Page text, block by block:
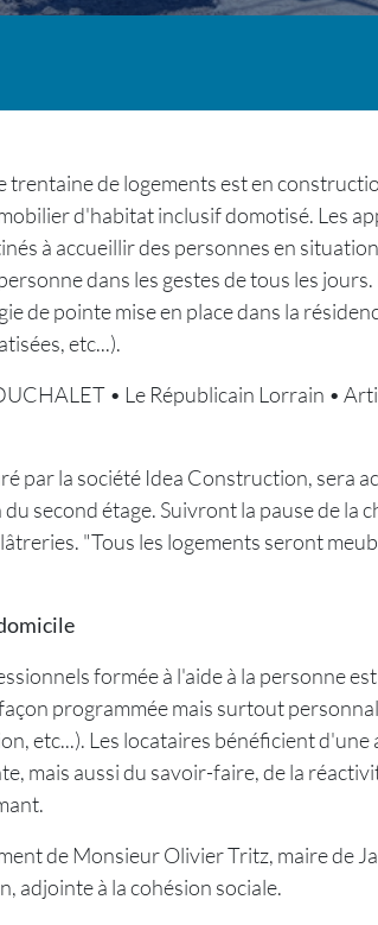
trentaine de logements est en
d'habitat inclusif domotisé. Les
à accueillir des personnes en
dans les gestes de tous les
de pointe mise en place dans la
etc...).
• Le Républicain Lorrain •
par la société Idea Construction, sera
second étage. Suivront la pause de la
"Tous les logements seront
formée à l'aide à la personne
programmée mais surtout
etc...). Les locataires bénéficient d'une
mais aussi du savoir-faire, de la
de Monsieur Olivier Tritz, maire de
adjointe à la cohésion sociale.